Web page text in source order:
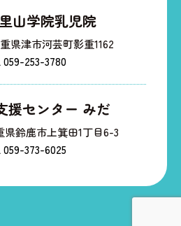
山学院乳児院
県津市河芸町影重1162
059-253-3780
援センター みだ
県鈴鹿市上箕田1丁目6-3
059-373-6025